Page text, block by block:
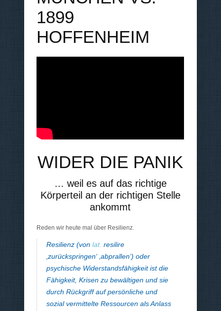
1899
HOFFENHEIM
WIDER DIE PANIK
… weil es auf das richtige
Körperteil an der richtigen Stelle
ankommt
Reden wir heute mal über Resilienz.
Resilienz (von lat. resilire
‚zurückspringen‘ ‚abprallen‘) oder
psychische Widerstandsfähigkeitist die
Fähigkeit, Krisen zu bewältigen und sie
durch Rückgriff auf persönliche und
sozial vermittelte Ressourcen als Anlass